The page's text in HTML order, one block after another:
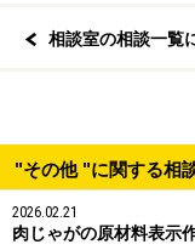
相談室の相談一覧
"その他 "に関する相
2026.02.21
肉じゃがの原材料表示